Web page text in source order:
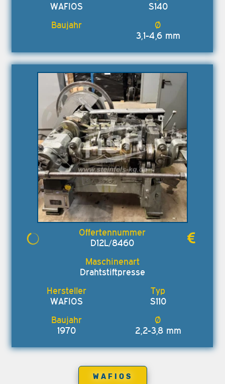
WAFIOS S140
3,1-4,6 mm
D12L/8460
Drahtstiftpresse
WAFIOS S110
1970 2,2-3,8 mm
WAFIOS